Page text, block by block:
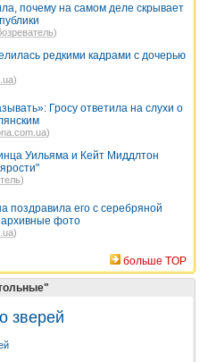
почему на самом деле скрывает
)
редкими кадрами с дочерью
)
Гросу ответила на слухи о
)
Уильяма и Кейт Миддлтон
)
поздравила его с серебряной
архивные фото
)
больше TOP
зверей